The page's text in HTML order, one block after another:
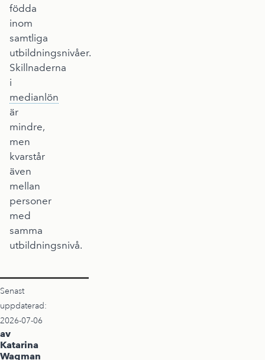
födda
inom
samtliga
utbildningsnivåer.
Skillnaderna
i
medianlön
är
mindre,
men
kvarstår
även
mellan
personer
med
samma
utbildningsnivå.
Senast
uppdaterad:
2026-07-06
av
Katarina
Wagman